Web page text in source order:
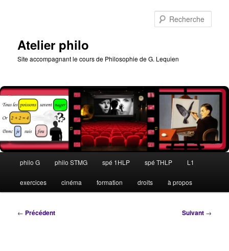
Atelier philo
Site accompagnant le cours de Philosophie de G. Lequien
principal
philo G philo STMG spé 1HLP spé THLP L1
exercices cinéma formation droits à propos
Navigation
← Précédent Suivant →